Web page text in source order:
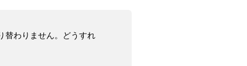
替わりません。どうすれ